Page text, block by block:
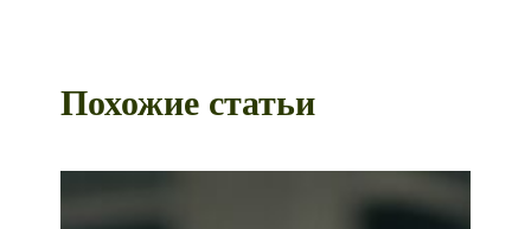
Похожие статьи